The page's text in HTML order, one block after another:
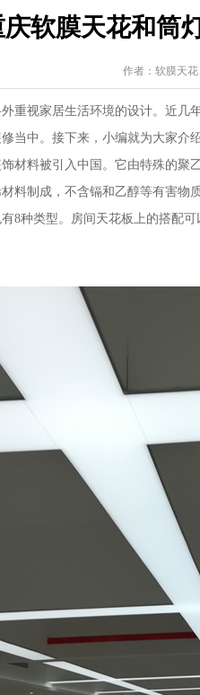
庆软膜天花和筒
作者：软膜天花
重视家居生活环境的设计。近
当中。接下来，小编就为大家介
材料被引入中国。它由特殊的
料制成，不含镉和乙醇等有害
8种类型。房间天花板上的搭配